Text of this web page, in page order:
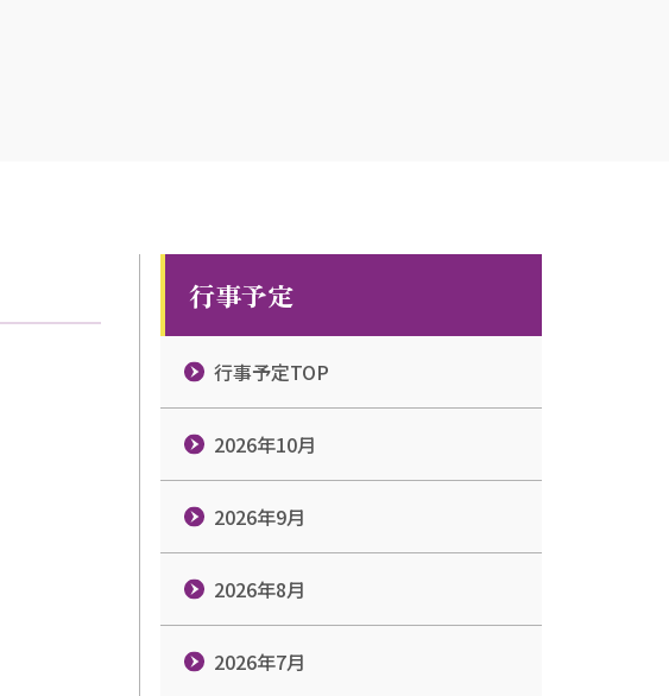
行事予定
行事予定TOP
2026年10月
2026年9月
2026年8月
2026年7月